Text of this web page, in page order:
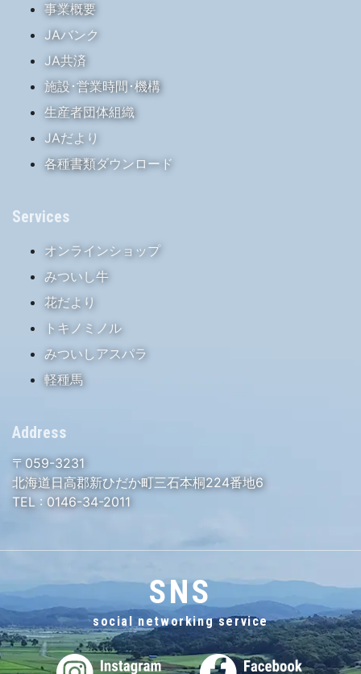
事業概要
JAバンク
JA共済
施設･営業時間･機構
生産者団体組織
JAだより
各種書類ダウンロード
Services
オンラインショップ
みついし牛
花だより
トキノミノル
みついしアスパラ
軽種馬
Address
〒059-3231
北海道日高郡新ひだか町三石本桐224番地6
TEL : 0146-34-2011
SNS
social networking service